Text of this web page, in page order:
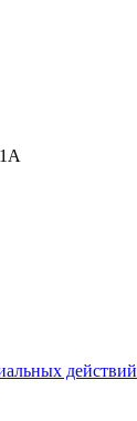
действий